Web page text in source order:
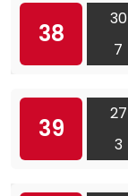
38
30
7
39
27
3